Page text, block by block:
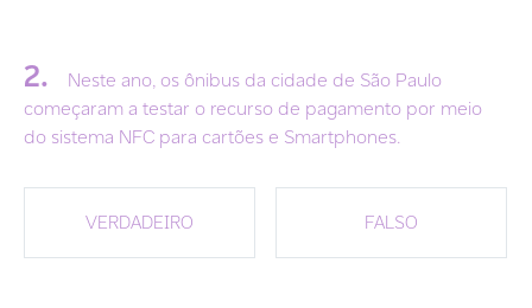
2.
Neste ano, os ônibus da cidade de São Paulo
começaram a testar o recurso de pagamento por meio
do sistema NFC para cartões e Smartphones.
VERDADEIRO FALSO